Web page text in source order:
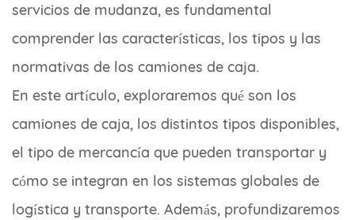
servicios de mudanza, es fundamental
comprender las características, los tipos y las
normativas de los camiones de caja.
En este artículo, exploraremos qué son los
camiones de caja, los distintos tipos disponibles,
el tipo de mercancía que pueden transportar y
cómo se integran en los sistemas globales de
logística y transporte. Además, profundizaremos